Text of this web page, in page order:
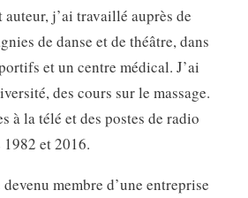
j’ai travaillé auprès de
de danse et de théâtre, dans
et un centre médical. J’ai
des cours sur le massage.
à la télé et des postes de radio
et 2016.
membre d’une entreprise